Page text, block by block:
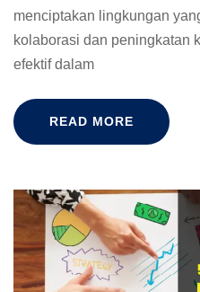
menciptakan lingkungan
kolaborasi dan peningkatan
efektif dalam
READ MORE